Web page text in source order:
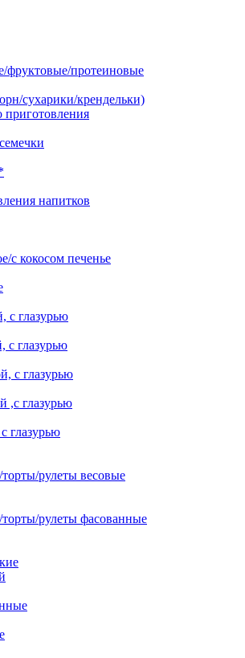
фруктовые/протеиновые
сухарики/крендельки)
напитков
с кокосом печенье
с глазурью
с глазурью
с глазурью
,с глазурью
глазурью
рулеты весовые
рулеты фасованные